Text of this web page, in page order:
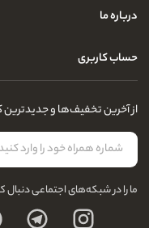
محصولات چرم
حریم خصوصی کاربران
درباره ما
تماس با ما
سوالات متداول
درباره ما
پرسش و پاسخ های متداول
مجله و بلاگ
حساب کاربری
لیست علاقه‌مندی
حساب کاربری
از آخرین تخفیف‌ها و جدیدترین
ما را در شبکه‌های اجتماعی دنبال